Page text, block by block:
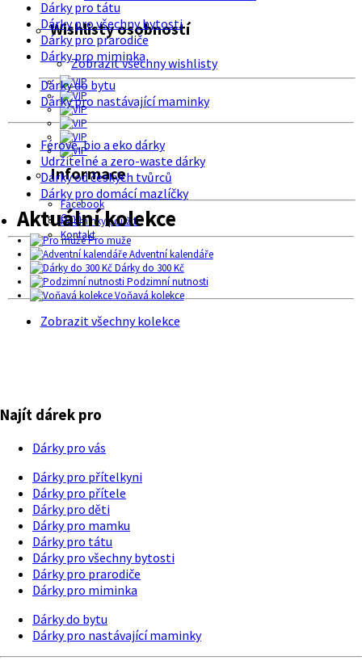
Wishlisty osobností
Zobrazit všechny wishlisty
Informace
Facebook
O nás
Podmínky použití
Kontakt
Dárky pro tátu
Dárky pro všechny bytosti
Dárky pro prarodiče
Dárky pro miminka
Dárky do bytu
Dárky pro nastávající maminky
Férové, bio a eko dárky
Udržitelné a zero-waste dárky
Dárky od českých tvůrců
Dárky pro domácí mazlíčky
Aktuální kolekce
Pro muže
Adventní kalendáře
Dárky do 300 Kč
Podzimní nutnosti
Voňavá kolekce
Zobrazit všechny kolekce
Najít dárek pro
Dárky pro vás
Dárky pro přítelkyni
Dárky pro přítele
Dárky pro děti
Dárky pro mamku
Dárky pro tátu
Dárky pro všechny bytosti
Dárky pro prarodiče
Dárky pro miminka
Dárky do bytu
Dárky pro nastávající maminky